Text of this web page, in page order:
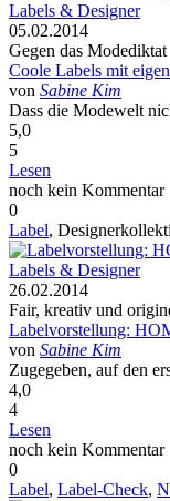
Labels & Designer
05.02.2014
Gegen das Modediktat
Coole Labels mit
von Sabine Kim
Dass die Modewelt
5,0
5
Lesen
noch kein Kommentar
0
Label,
Labels & Designer
26.02.2014
Fair, kreativ und
Labelvorstellung:
von Sabine Kim
Zugegeben, auf den
4,0
4
Lesen
noch kein Kommentar
0
Label, Label-Check,